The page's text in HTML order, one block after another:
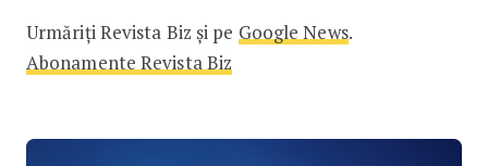
Urmăriți Revista Biz și pe Google News.
Abonamente Revista Biz